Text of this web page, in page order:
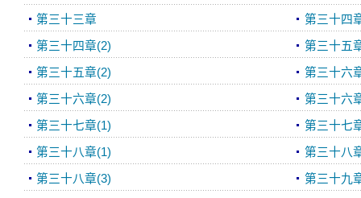
第三十三章 第三十四
第三十四章(2) 第三十五
第三十五章(2) 第三十六
第三十六章(2) 第三十六
第三十七章(1) 第三十七
第三十八章(1) 第三十八
第三十八章(3) 第三十九